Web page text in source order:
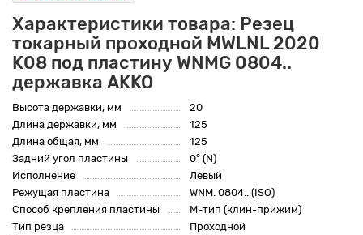
Характеристики товара: Резец
токарный проходной MWLNL 2020
K08 под пластину WNMG 0804..
державка AKKO
Высота державки, мм
20
Длина державки, мм
125
Длина общая, мм
125
Задний угол пластины
0° (N)
Исполнение
Левый
Режущая пластина
WNM. 0804.. (ISO)
Способ крепления пластины
M-тип (клин-прижим)
Тип резца
Проходной